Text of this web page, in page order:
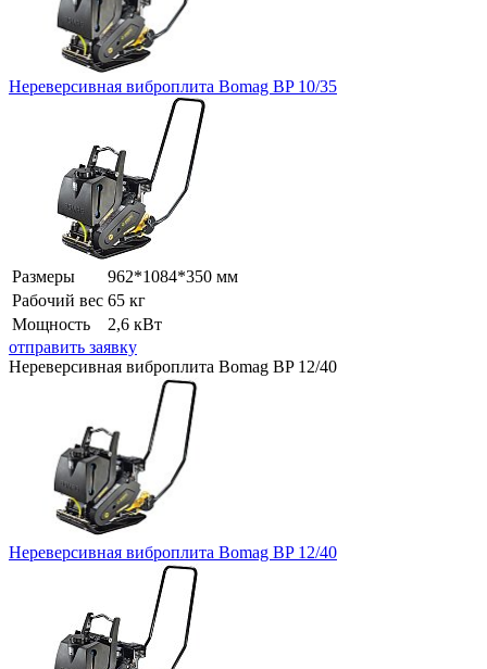
Нереверсивная виброплита Bomag BP 10/35
Размеры
962*1084*350 мм
Рабочий вес 65 кг
Мощность
2,6 кВт
отправить заявку
Нереверсивная виброплита Bomag BP 12/40
Нереверсивная виброплита Bomag BP 12/40